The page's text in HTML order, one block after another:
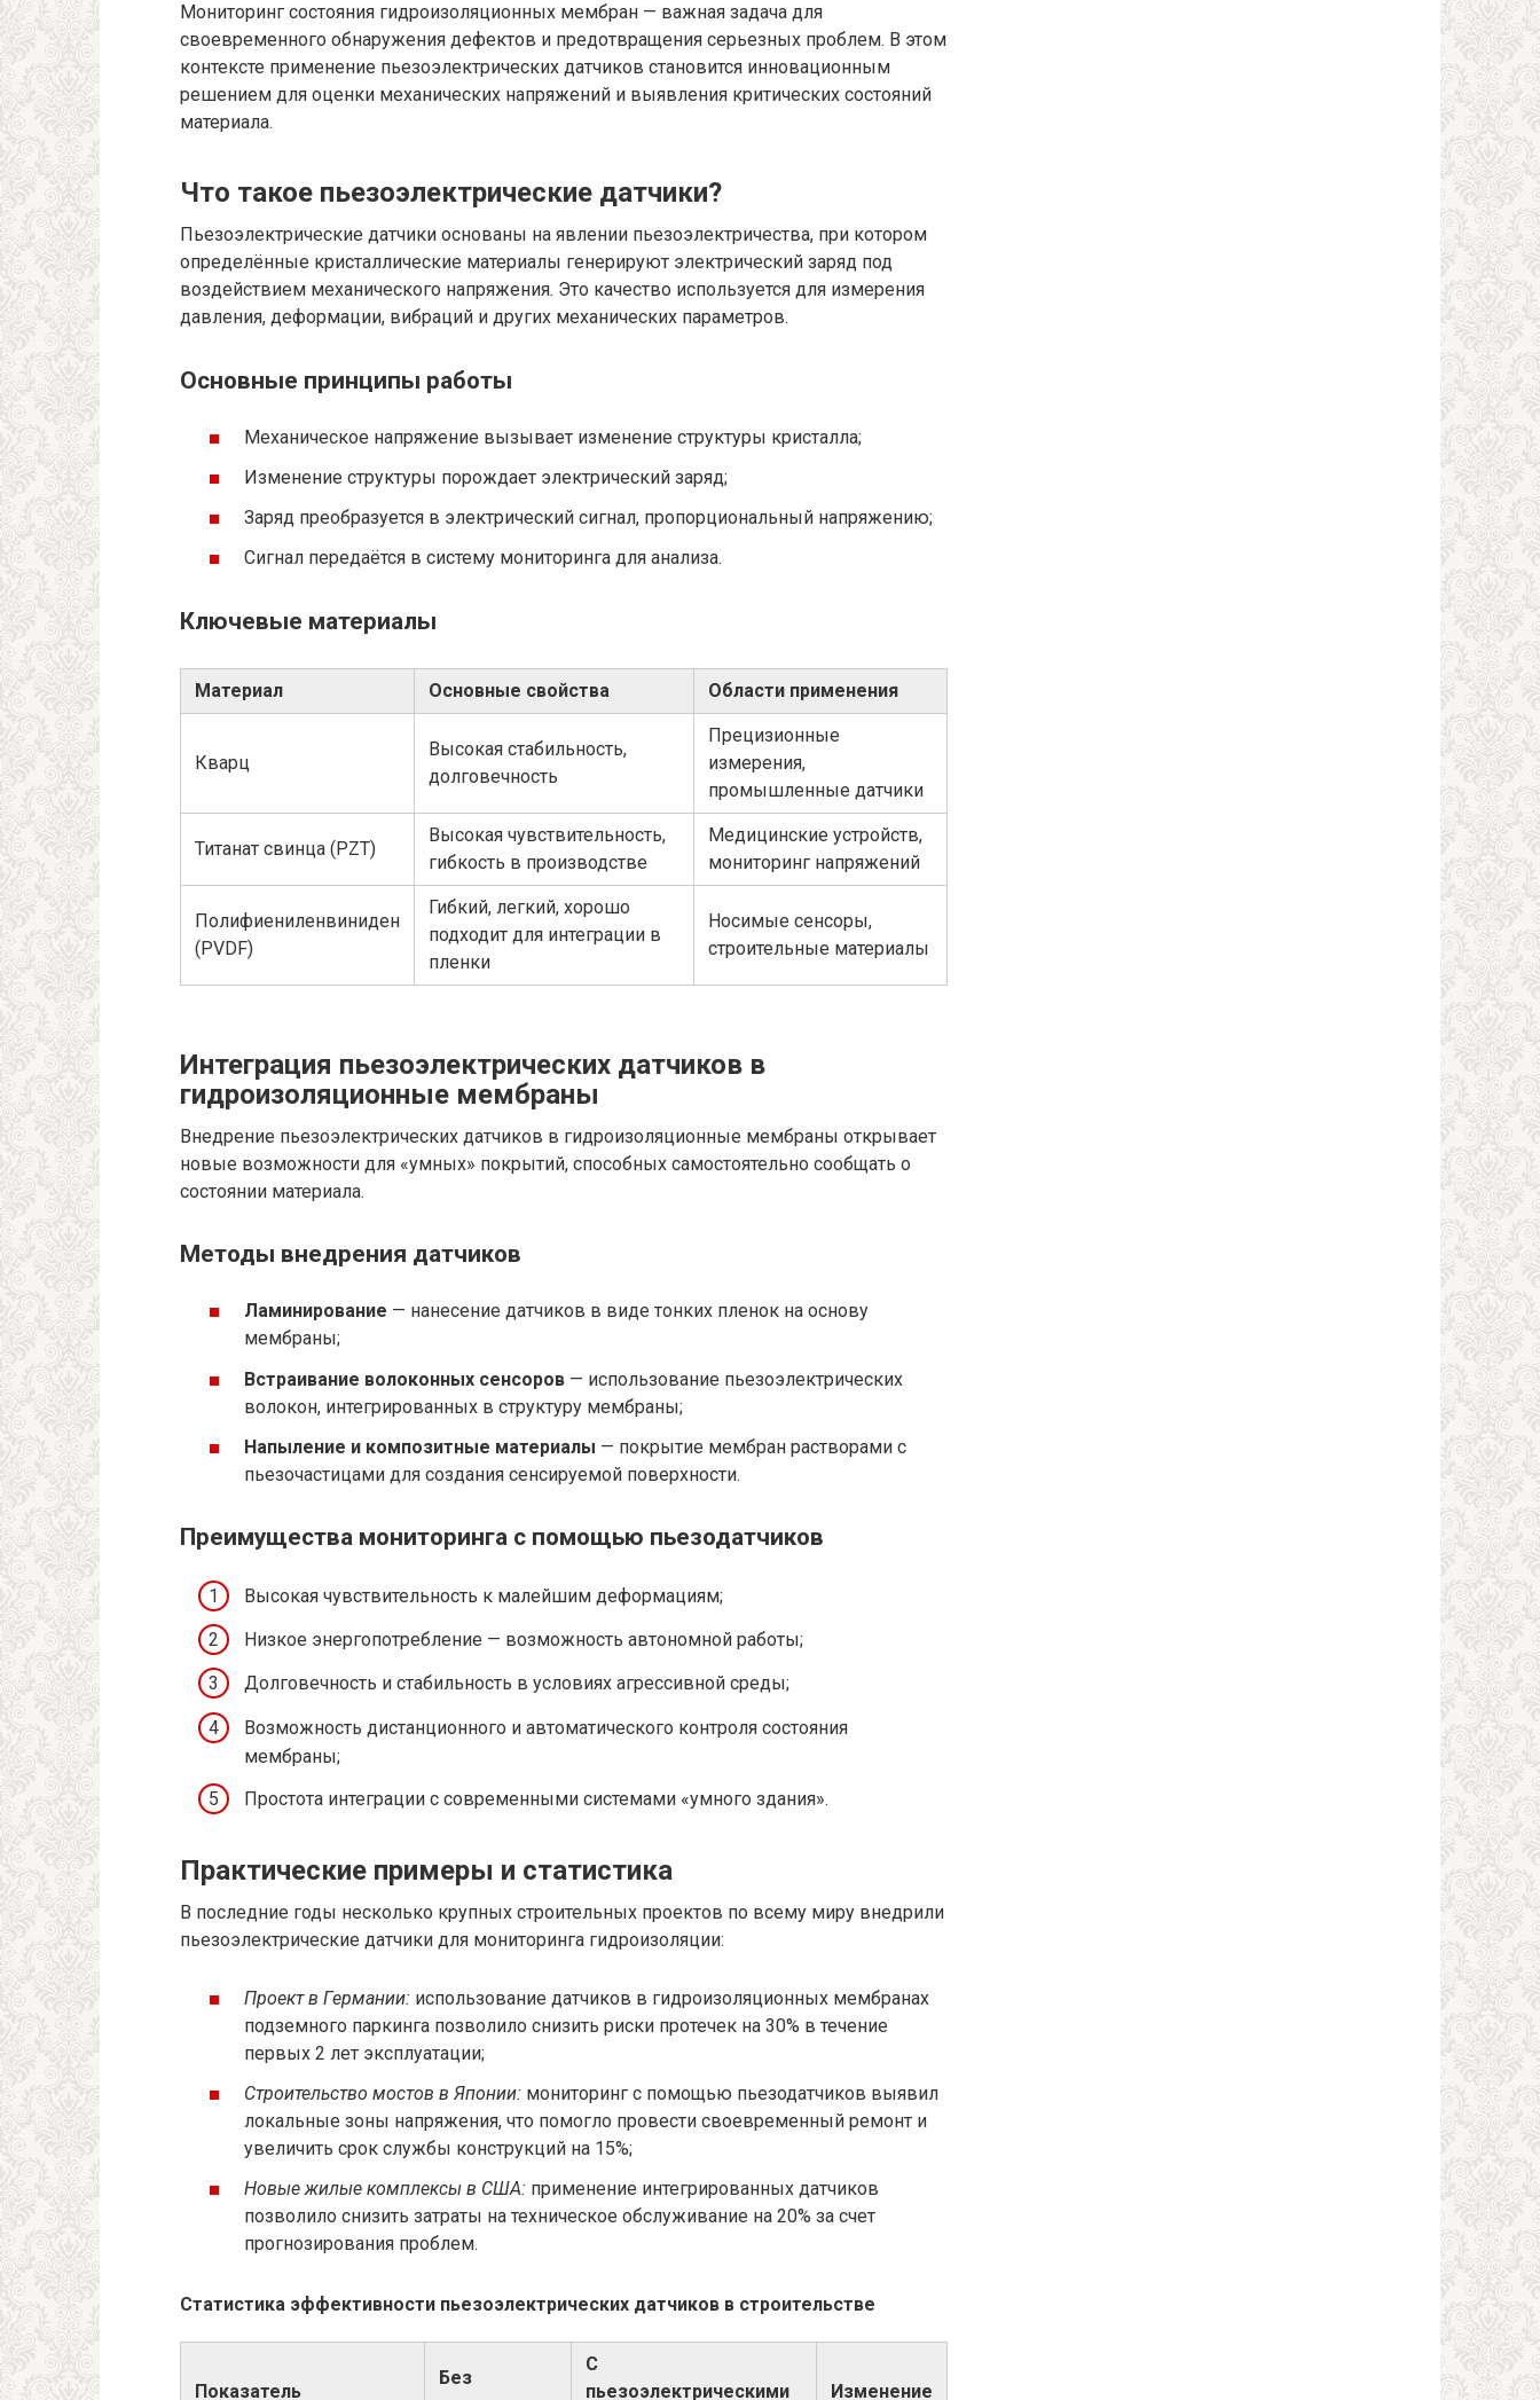
Мониторинг состояния гидроизоляционных мембран — важная задача для
своевременного обнаружения дефектов и предотвращения серьезных проблем. В этом
контексте применение пьезоэлектрических датчиков становится инновационным
решением для оценки механических напряжений и выявления критических состояний
материала.
Что такое пьезоэлектрические датчики?
Пьезоэлектрические датчики основаны на явлении пьезоэлектричества, при котором
определённые кристаллические материалы генерируют электрический заряд под
воздействием механического напряжения. Это качество используется для измерения
давления, деформации, вибраций и других механических параметров.
Основные принципы работы
Механическое напряжение вызывает изменение структуры кристалла;
Изменение структуры порождает электрический заряд;
Заряд преобразуется в электрический сигнал, пропорциональный напряжению;
Сигнал передаётся в систему мониторинга для анализа.
Ключевые материалы
Материал Основные свойства Области применения
Кварц
Высокая стабильность,
долговечность
Прецизионные
измерения,
промышленные датчики
Титанат свинца (PZT)
Высокая чувствительность,
гибкость в производстве
Медицинские устройств,
мониторинг напряжений
Полифиениленвиниден
(PVDF)
Гибкий, легкий, хорошо
подходит для интеграции в
пленки
Носимые сенсоры,
строительные материалы
Интеграция пьезоэлектрических датчиков в
гидроизоляционные мембраны
Внедрение пьезоэлектрических датчиков в гидроизоляционные мембраны открывает
новые возможности для «умных» покрытий, способных самостоятельно сообщать о
состоянии материала.
Методы внедрения датчиков
Ламинирование — нанесение датчиков в виде тонких пленок на основу
мембраны;
Встраивание волоконных сенсоров — использование пьезоэлектрических
волокон, интегрированных в структуру мембраны;
Напыление и композитные материалы — покрытие мембран растворами с
пьезочастицами для создания сенсируемой поверхности.
Преимущества мониторинга с помощью пьезодатчиков
Высокая чувствительность к малейшим деформациям;
Низкое энергопотребление — возможность автономной работы;
Долговечность и стабильность в условиях агрессивной среды;
Возможность дистанционного и автоматического контроля состояния
мембраны;
Простота интеграции с современными системами «умного здания».
Практические примеры и статистика
В последние годы несколько крупных строительных проектов по всему миру внедрили
пьезоэлектрические датчики для мониторинга гидроизоляции:
Проект в Германии: использование датчиков в гидроизоляционных мембранах
подземного паркинга позволило снизить риски протечек на 30% в течение
первых 2 лет эксплуатации;
Строительство мостов в Японии: мониторинг с помощью пьезодатчиков выявил
локальные зоны напряжения, что помогло провести своевременный ремонт и
увеличить срок службы конструкций на 15%;
Новые жилые комплексы в США: применение интегрированных датчиков
позволило снизить затраты на техническое обслуживание на 20% за счет
прогнозирования проблем.
Статистика эффективности пьезоэлектрических датчиков в строительстве
Показатель
Без
С
пьезоэлектрическими
Изменение